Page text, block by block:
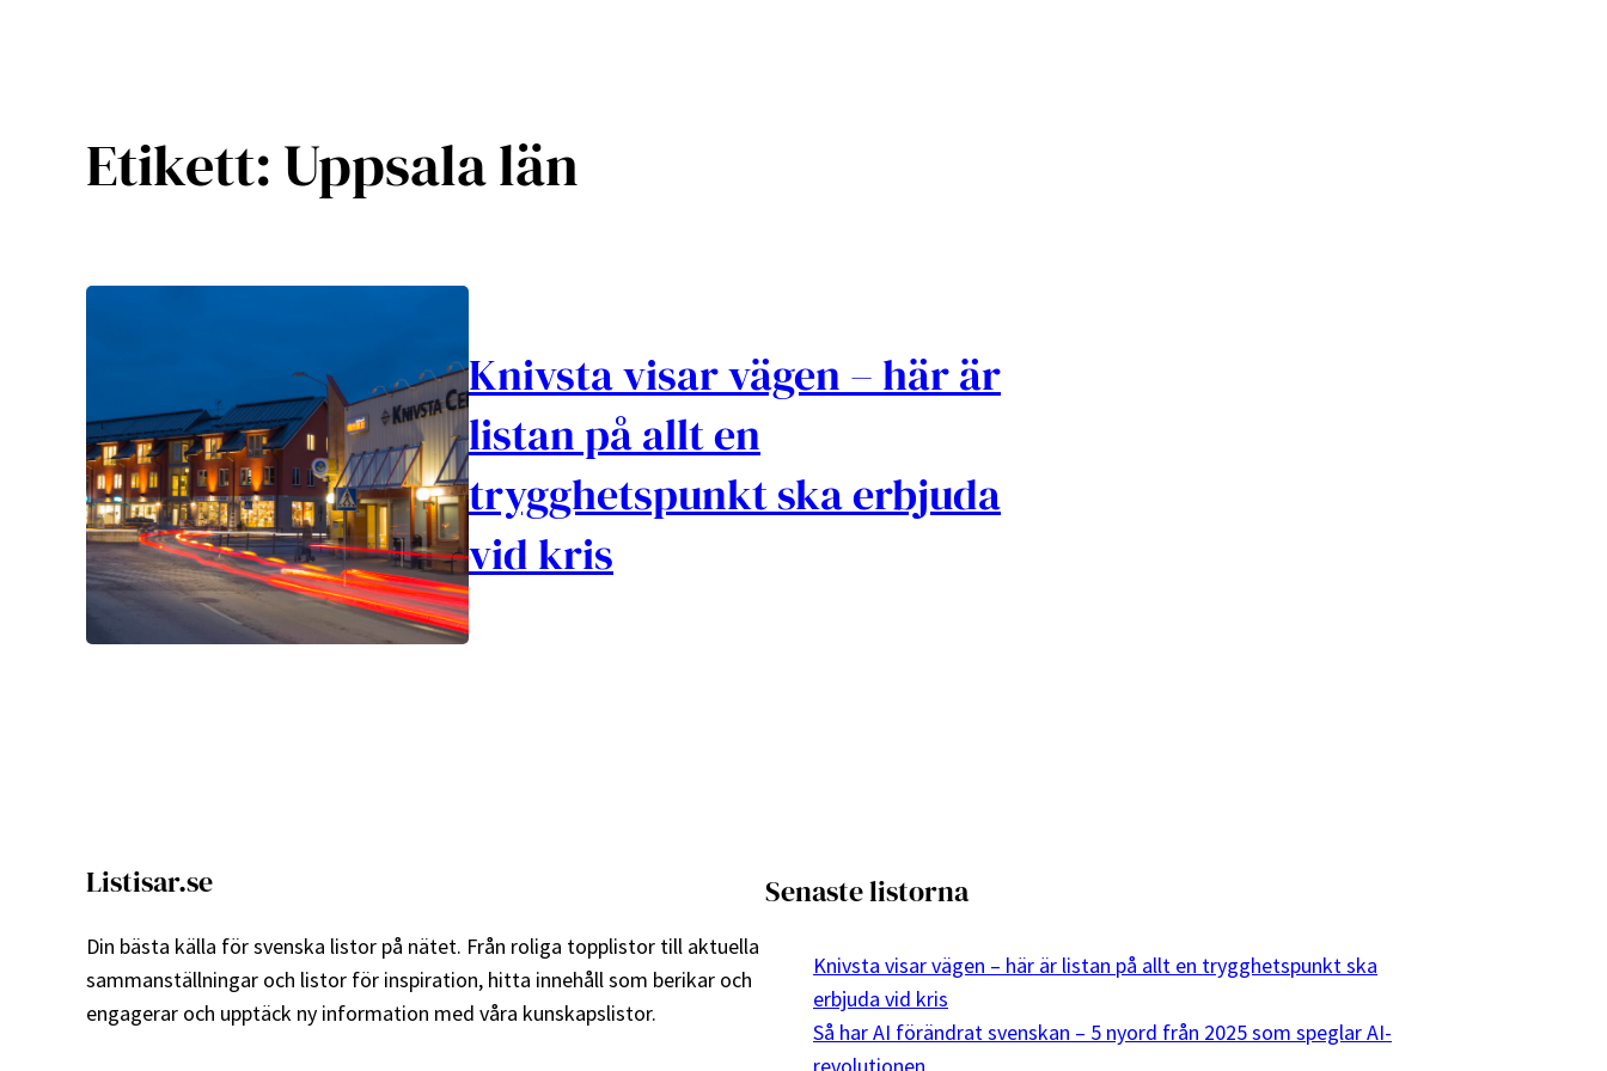
Etikett:Uppsala län
Knivsta visar vägen – här är
listan på allt en
trygghetspunkt ska erbjuda
vid kris
Listisar.se
Din bästa källa för svenska listor på nätet. Från roliga topplistor till aktuella
sammanställningar och listor för inspiration, hitta innehåll som berikar och
engagerar och upptäck ny information med våra kunskapslistor.
Senaste listorna
Knivsta visar vägen – här är listan på allt en trygghetspunkt ska
erbjuda vid kris
Så har AI förändrat svenskan – 5 nyord från 2025 som speglar AI-